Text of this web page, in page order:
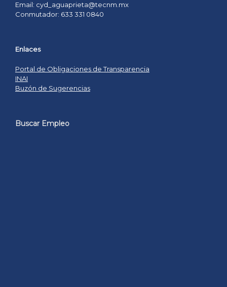
Email: cyd_aguaprieta@tecnm.mx
Conmutador: 633 331 0840
Enlaces
Portal de Obligaciones de Transparencia
INAI
Buzón de Sugerencias
Buscar Empleo